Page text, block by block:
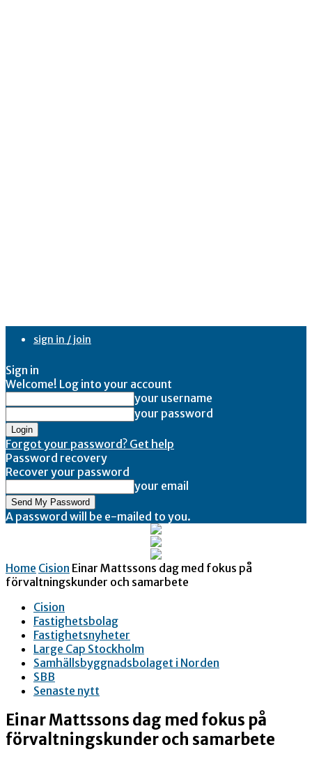
sign in / join
Sign in
Welcome! Log into your account
your username
your password
Forgot your password? Get help
Password recovery
Recover your password
your email
A password will be e-mailed to you.
Home Cision Einar Mattssons dag med fokus på
förvaltningskunder och samarbete
Cision
Fastighetsbolag
Fastighetsnyheter
Large Cap Stockholm
Samhällsbyggnadsbolaget i Norden
SBB
Senaste nytt
Einar Mattssons dag med fokus på
förvaltningskunder och samarbete